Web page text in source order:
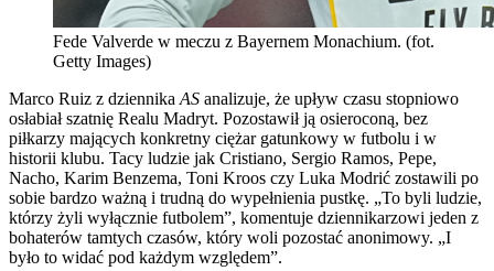
Fede Valverde w meczu z Bayernem Monachium. (fot.
Getty Images)
Marco Ruiz z dziennika AS analizuje, że upływ czasu stopniowo
osłabiał szatnię Realu Madryt. Pozostawił ją osieroconą, bez
piłkarzy mających konkretny ciężar gatunkowy w futbolu i w
historii klubu. Tacy ludzie jak Cristiano, Sergio Ramos, Pepe,
Nacho, Karim Benzema, Toni Kroos czy Luka Modrić zostawili po
sobie bardzo ważną i trudną do wypełnienia pustkę. „To byli ludzie,
którzy żyli wyłącznie futbolem”, komentuje dziennikarzowi jeden z
bohaterów tamtych czasów, który woli pozostać anonimowy. „I
było to widać pod każdym względem”.